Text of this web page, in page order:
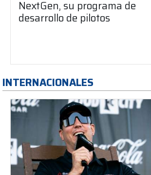
NextGen, su programa de
desarrollo de pilotos
INTERNACIONALES